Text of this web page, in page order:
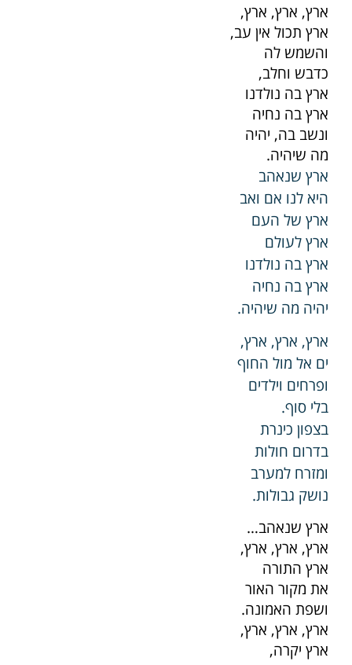
ארץ, ארץ, ארץ,
ארץ תכול אין עב,
והשמש לה
כדבש וחלב,
ארץ בה נולדנו
ארץ בה נחיה
ונשב בה, יהיה
מה שיהיה.
ארץ שנאהב
היא לנו אם ואב
ארץ של העם
ארץ לעולם
ארץ בה נולדנו
ארץ בה נחיה
יהיה מה שיהיה.
ארץ, ארץ, ארץ,
ים אל מול החוף
ופרחים וילדים
בלי סוף.
בצפון כינרת
בדרום חולות
ומזרח למערב
נושק גבולות.
ארץ שנאהב…
ארץ, ארץ, ארץ,
ארץ התורה
את מקור האור
ושפת האמונה.
ארץ, ארץ, ארץ,
ארץ יקרה,